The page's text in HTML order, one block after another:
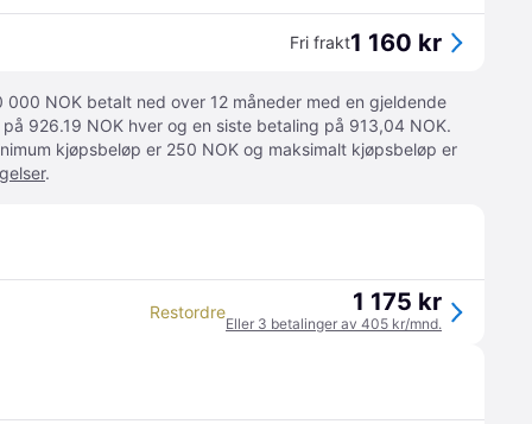
Fri frakt1 160 kr
000 NOK betalt ned over 12 måneder med en gjeldende
926.19 NOK hver og en siste betaling på 913,04 NOK.
kjøpsbeløp er 250 NOK og maksimalt kjøpsbeløp er
.
Restordre 1 175 kr
Eller 3 betalinger av 405 kr/mnd.